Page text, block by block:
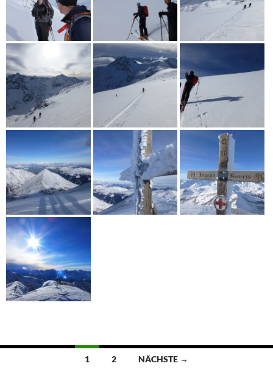
Beitragsnavigation
1 2 NÄCHSTE →